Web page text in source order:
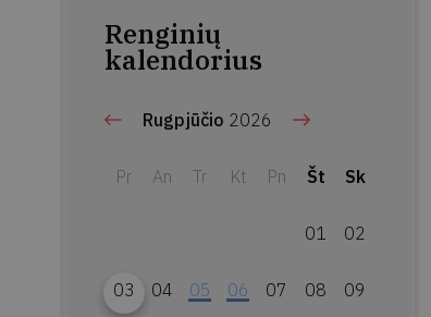
Renginių
kalendorius
Rugpjūčio 2026
Pr An Tr Kt Pn Št Sk
01 02
03 04 05 06 07 08 09